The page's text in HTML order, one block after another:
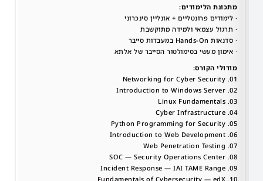
הלימודים:
פרונטליים + אונליין סינכרוני
עצמאי ולמידה מתוקשבת
מעשי בסימולטור הסייבר של אלתא